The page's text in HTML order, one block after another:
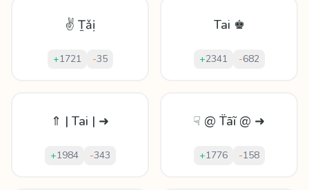
✌ Ṯǎị
+1721 -35
Tai ♚
+2341 -682
⇑ | Tai | ➜
+1984 -343
☟ @ T̈āĩ @ ➜
+1776 -158